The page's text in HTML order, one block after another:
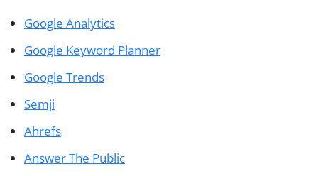
Google Analytics
Google Keyword Planner
Google Trends
Semji
Ahrefs
Answer The Public